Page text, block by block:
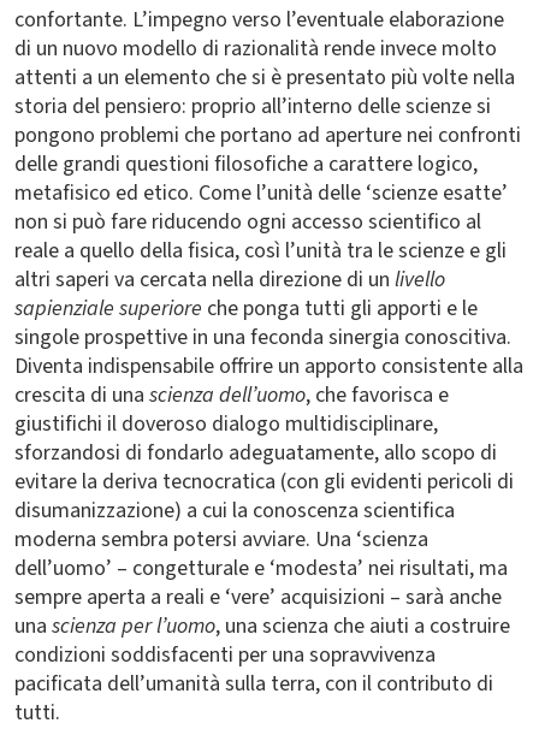
confortante. L’impegno verso l’eventuale elaborazione
di un nuovo modello di razionalità rende invece molto
attenti a un elemento che si è presentato più volte nella
storia del pensiero: proprio all’interno delle scienze si
pongono problemi che portano ad aperture nei confronti
delle grandi questioni filosofiche a carattere logico,
metafisico ed etico. Come l’unità delle ‘scienze esatte’
non si può fare riducendo ogni accesso scientifico al
reale a quello della fisica, così l’unità tra le scienze e gli
altri saperi va cercata nella direzione di un livello
sapienziale superiore che ponga tutti gli apporti e le
singole prospettive in una feconda sinergia conoscitiva.
Diventa indispensabile offrire un apporto consistente alla
crescita di una scienza dell’uomo, che favorisca e
giustifichi il doveroso dialogo multidisciplinare,
sforzandosi di fondarlo adeguatamente, allo scopo di
evitare la deriva tecnocratica (con gli evidenti pericoli di
disumanizzazione) a cui la conoscenza scientifica
moderna sembra potersi avviare. Una ‘scienza
dell’uomo’ – congetturale e ‘modesta’ nei risultati, ma
sempre aperta a reali e ‘vere’ acquisizioni – sarà anche
una scienza per l’uomo, una scienza che aiuti a costruire
condizioni soddisfacenti per una sopravvivenza
pacificata dell’umanità sulla terra, con il contributo di
tutti.